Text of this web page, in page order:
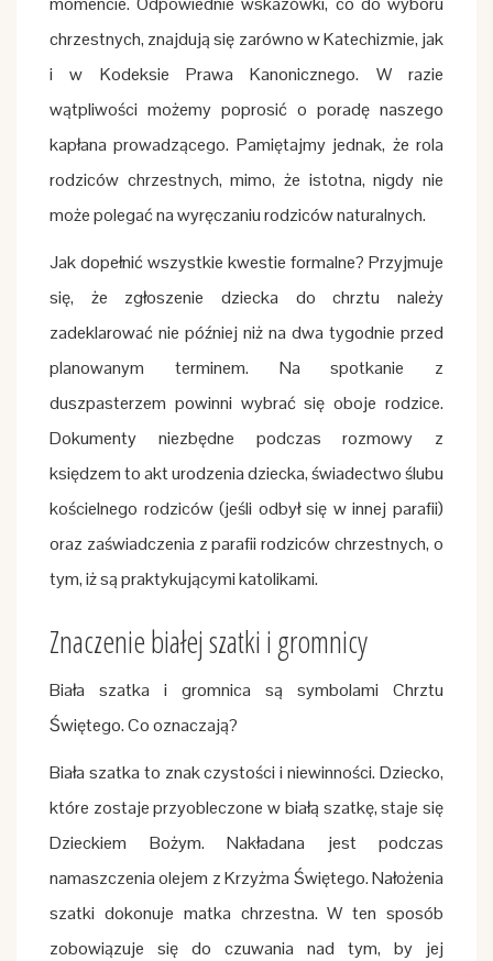
chrzestnych, znajdują się zarówno w Katechizmie, jak
i w Kodeksie Prawa Kanonicznego. W razie
wątpliwości możemy poprosić o poradę naszego
kapłana prowadzącego. Pamiętajmy jednak, że rola
rodziców chrzestnych, mimo, że istotna, nigdy nie
może polegać na wyręczaniu rodziców naturalnych.
Jak dopełnić wszystkie kwestie formalne? Przyjmuje
się, że zgłoszenie dziecka do chrztu należy
zadeklarować nie później niż na dwa tygodnie przed
planowanym terminem. Na spotkanie z
duszpasterzem powinni wybrać się oboje rodzice.
Dokumenty niezbędne podczas rozmowy z
księdzem to akt urodzenia dziecka, świadectwo ślubu
kościelnego rodziców (jeśli odbył się w innej parafii)
oraz zaświadczenia z parafii rodziców chrzestnych, o
tym, iż są praktykującymi katolikami.
Znaczenie białej szatki i gromnicy
Biała szatka i gromnica są symbolami Chrztu
Świętego. Co oznaczają?
Biała szatka to znak czystości i niewinności. Dziecko,
które zostaje przyobleczone w białą szatkę, staje się
Dzieckiem Bożym. Nakładana jest podczas
namaszczenia olejem z Krzyżma Świętego. Nałożenia
szatki dokonuje matka chrzestna. W ten sposób
zobowiązuje się do czuwania nad tym, by jej